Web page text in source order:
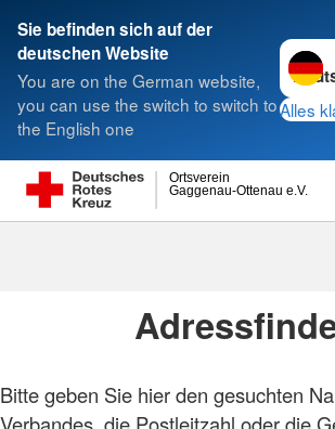
Sie befinden sich auf der
deutschen Website
You are on the German website,
you can use the switch to switch to
the English one
Alles
Gaggenau-Ottenau e.V.
Ortsverein
Suche
Bitte geben Sie hier den gesuchten